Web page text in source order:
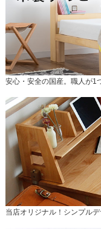
安心・安全の国産。職人が1
当店オリジナル！シンプル